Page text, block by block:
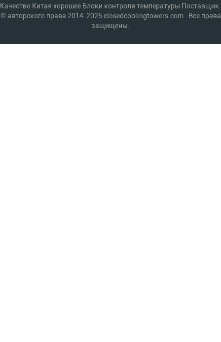
Качество Китая хорошее Блоки контроля температуры Поставщик.
© авторского права 2014-2025 closedcoolingtowers.com . Все права
защищены.